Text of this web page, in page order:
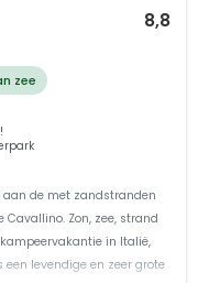
8,8
zee
de met zandstranden
Zon, zee, strand
in Italië,
een levendige en zeer grote